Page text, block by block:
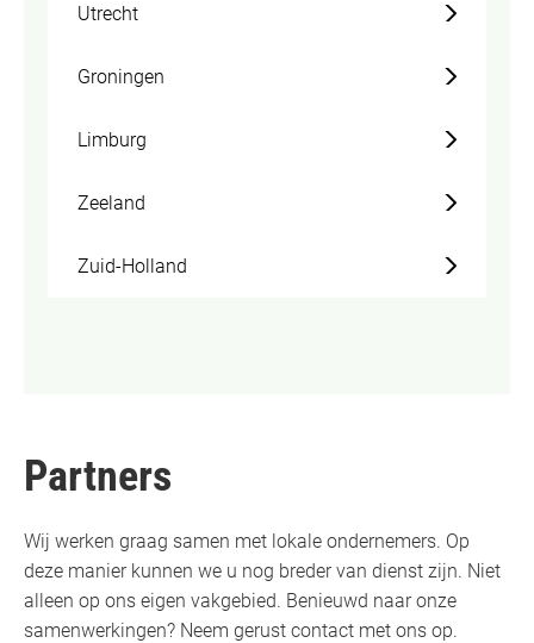
Utrecht
Groningen
Limburg
Zeeland
Zuid-Holland
Partners
Wij werken graag samen met lokale ondernemers. Op
deze manier kunnen we u nog breder van dienst zijn. Niet
alleen op ons eigen vakgebied. Benieuwd naar onze
samenwerkingen? Neem gerust contact met ons op.